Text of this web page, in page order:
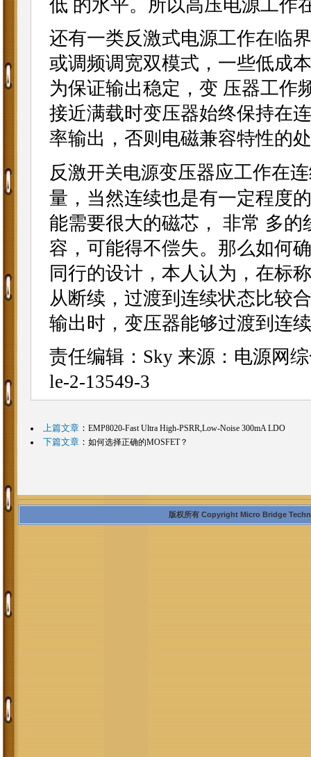
低 的水平。所以高压电源工作
还有一类反激式电源工作在临
或调频调宽双模式，一些低成
为保证输出稳定，变 压器工作
接近满载时变压器始终保持在
率输出，否则电磁兼容特性的
反激开关电源变压器应工作在
量，当然连续也是有一定程度
能需要很大的磁芯， 非常 多
容，可能得不偿失。那么如何
同行的设计，本人认为，在标
从断续，过渡到连续状态比较
输出时，变压器能够过渡到连
责任编辑：Sky 来源：电源网
le-2-13549-3
上篇文章： EMP8020-Fast Ultra High-PSRR,Low-Noise 300mA LDO
下篇文章： 如何选择正确的MOSFET？
版权所有 Copyright Micro Bridge